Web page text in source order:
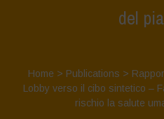
del
Home > Publications >
Lobby verso il cibo sintetico –
rischio la salute